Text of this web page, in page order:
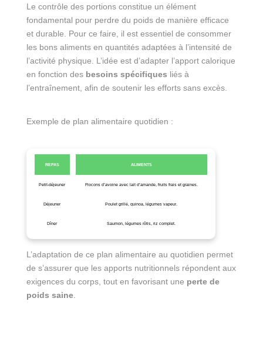
Le contrôle des portions constitue un élément
fondamental pour perdre du poids de manière efficace
et durable. Pour ce faire, il est essentiel de consommer
les bons aliments en quantités adaptées à l’intensité de
l’activité physique. L’idée est d’adapter l’apport calorique
en fonction des besoins spécifiques liés à
l’entraînement, afin de soutenir les efforts sans excès.
Exemple de plan alimentaire quotidien :
REPAS ALIMENTS
Petit-déjeuner Flocons d’avoine avec lait d’amande, fruits frais et graines.
Déjeuner Poulet grillé, quinoa, légumes vapeur.
Dîner Saumon, légumes rôtis, riz complet.
L’adaptation de ce plan alimentaire au quotidien permet
de s’assurer que les apports nutritionnels répondent aux
exigences du corps, tout en favorisant une perte de
poids saine.